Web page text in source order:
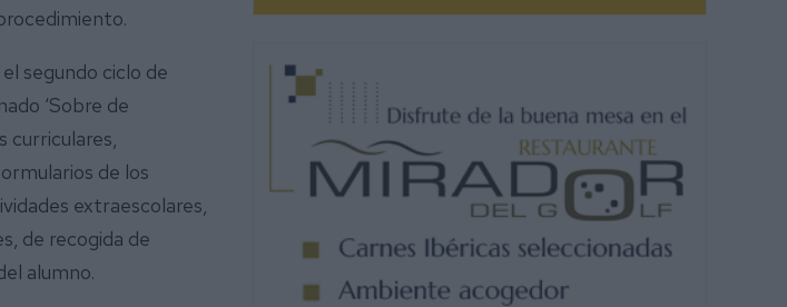
segundo ciclo de
‘Sobre de
curriculares,
de los
extraescolares,
de recogida de
alumno.